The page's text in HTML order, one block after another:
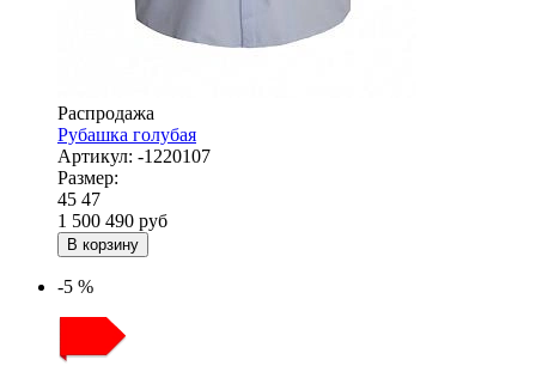
Распродажа
Рубашка голубая
Артикул: -1220107
Размер:
45 47
1 500 490 руб
В корзину
-5 %